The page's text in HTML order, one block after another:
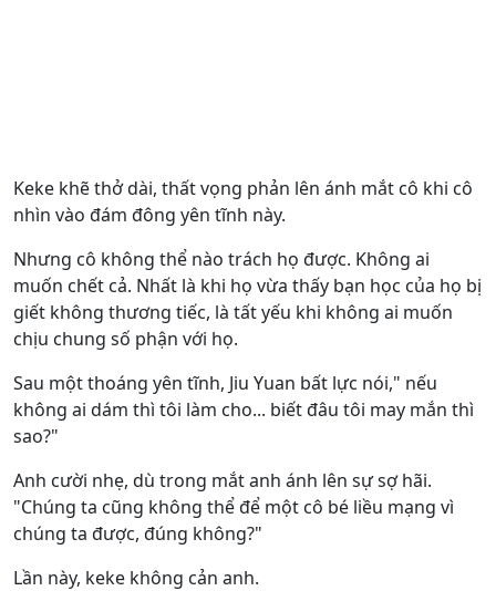
Keke khẽ thở dài, thất vọng phản lên ánh mắt cô khi cô
nhìn vào đám đông yên tĩnh này.
Nhưng cô không thể nào trách họ được. Không ai
muốn chết cả. Nhất là khi họ vừa thấy bạn học của họ bị
giết không thương tiếc, là tất yếu khi không ai muốn
chịu chung số phận với họ.
Sau một thoáng yên tĩnh, Jiu Yuan bất lực nói," nếu
không ai dám thì tôi làm cho... biết đâu tôi may mắn thì
sao?"
Anh cười nhẹ, dù trong mắt anh ánh lên sự sợ hãi.
"Chúng ta cũng không thể để một cô bé liều mạng vì
chúng ta được, đúng không?"
Lần này, keke không cản anh.